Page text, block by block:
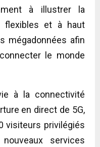
à illustrer la
flexibles et à haut
mégadonnées afin
le monde
à la connectivité
en direct de 5G,
visiteurs privilégiés
services